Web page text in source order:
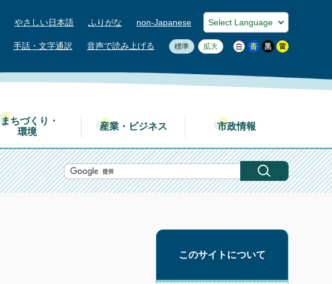
やさしい日本語 ふりがな non-Japanese
手話・文字通訳 音声で読み上げる 標準 拡大
まちづくり・
環境
産業・ビジネス 市政情報
このサイトについて